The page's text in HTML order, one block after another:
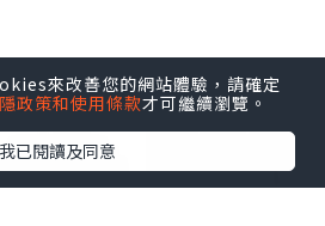
點擊圖片放大
來改善您的網站體驗，請確定
政策和使用條款才可繼續瀏覽。
我已閱讀及同意